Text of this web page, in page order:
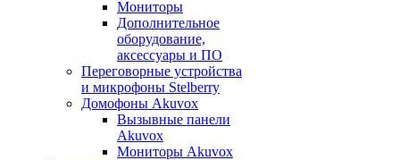
Мониторы
Дополнительное
оборудование,
аксессуары и ПО
Переговорные устройства
и микрофоны Stelberry
Домофоны Akuvox
Вызывные панели
Akuvox
Мониторы Akuvox